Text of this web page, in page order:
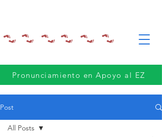
Pronunciamiento en Apoyo al EZ
Post
All Posts